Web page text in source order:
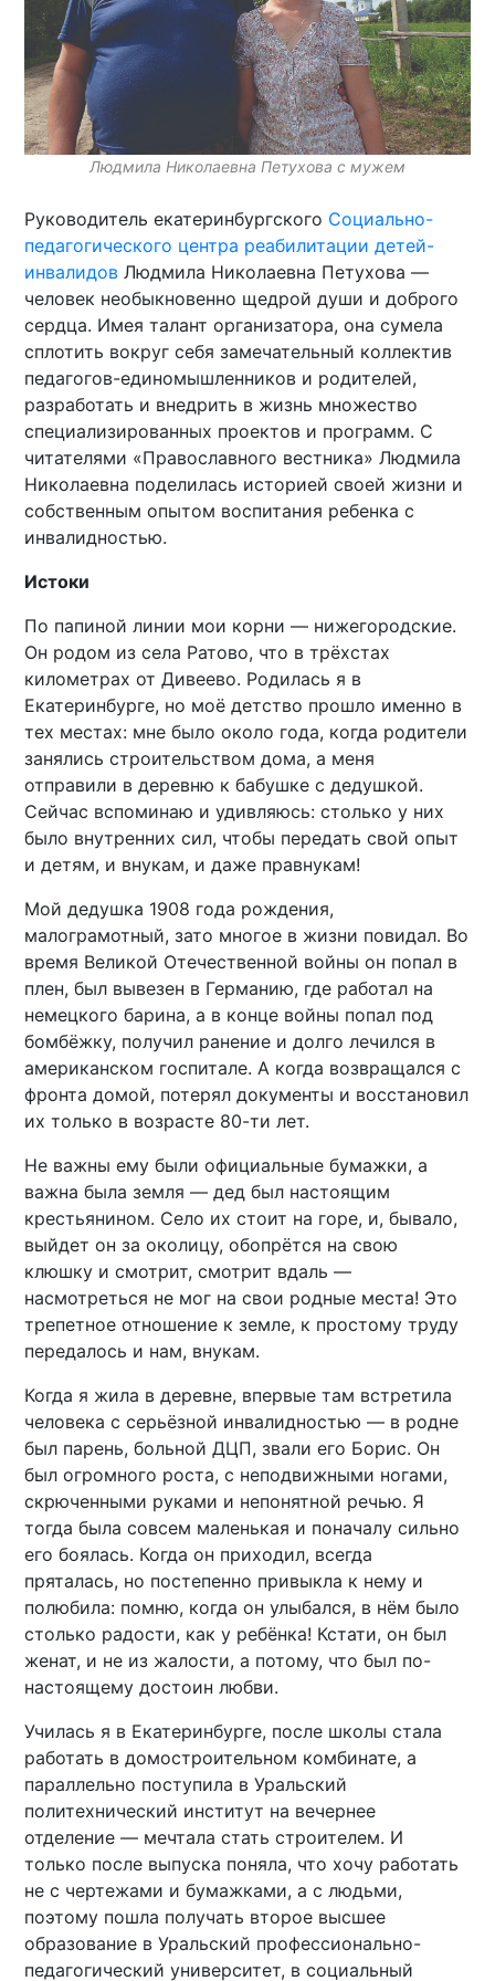
Людмила Николаевна Петухова с мужем
Руководитель екатеринбургского Социально-
педагогического центра реабилитации детей-
инвалидов Людмила Николаевна Петухова —
человек необыкновенно щедрой души и доброго
сердца. Имея талант организатора, она сумела
сплотить вокруг себя замечательный коллектив
педагогов-единомышленников и родителей,
разработать и внедрить в жизнь множество
специализированных проектов и программ. С
читателями «Православного вестника» Людмила
Николаевна поделилась историей своей жизни и
собственным опытом воспитания ребенка с
инвалидностью.
Истоки
По папиной линии мои корни — нижегородские.
Он родом из села Ратово, что в трёхстах
километрах от Дивеево. Родилась я в
Екатеринбурге, но моё детство прошло именно в
тех местах: мне было около года, когда родители
занялись строительством дома, а меня
отправили в деревню к бабушке с дедушкой.
Сейчас вспоминаю и удивляюсь: столько у них
было внутренних сил, чтобы передать свой опыт
и детям, и внукам, и даже правнукам!
Мой дедушка 1908 года рождения,
малограмотный, зато многое в жизни повидал. Во
время Великой Отечественной войны он попал в
плен, был вывезен в Германию, где работал на
немецкого барина, а в конце войны попал под
бомбёжку, получил ранение и долго лечился в
американском госпитале. А когда возвращался с
фронта домой, потерял документы и восстановил
их только в возрасте 80-ти лет.
Не важны ему были официальные бумажки, а
важна была земля — дед был настоящим
крестьянином. Село их стоит на горе, и, бывало,
выйдет он за околицу, обопрётся на свою
клюшку и смотрит, смотрит вдаль —
насмотреться не мог на свои родные места! Это
трепетное отношение к земле, к простому труду
передалось и нам, внукам.
Когда я жила в деревне, впервые там встретила
человека с серьёзной инвалидностью — в родне
был парень, больной ДЦП, звали его Борис. Он
был огромного роста, с неподвижными ногами,
скрюченными руками и непонятной речью. Я
тогда была совсем маленькая и поначалу сильно
его боялась. Когда он приходил, всегда
пряталась, но постепенно привыкла к нему и
полюбила: помню, когда он улыбался, в нём было
столько радости, как у ребёнка! Кстати, он был
женат, и не из жалости, а потому, что был по-
настоящему достоин любви.
Училась я в Екатеринбурге, после школы стала
работать в домостроительном комбинате, а
параллельно поступила в Уральский
политехнический институт на вечернее
отделение — мечтала стать строителем. И
только после выпуска поняла, что хочу работать
не с чертежами и бумажками, а с людьми,
поэтому пошла получать второе высшее
образование в Уральский профессионально-
педагогический университет, в социальный